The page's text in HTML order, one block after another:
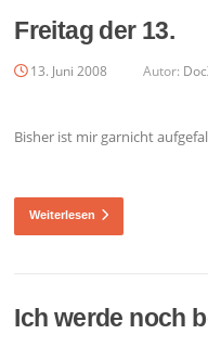
Freitag der 13.
13. Juni 2008 Autor:
Bisher ist mir garnicht
Weiterlesen
Ich werde noch